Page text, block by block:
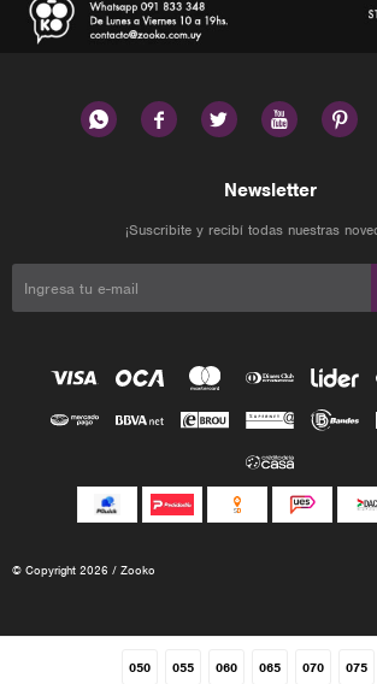
050 055 060 065 070 075
    
Newsletter
¡Suscribite y recibí todas nuestras
© Copyright 2026 / Zooko